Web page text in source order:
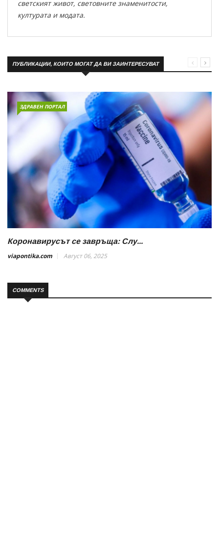
светският живот, световните знаменитости,
културата и модата.
ПУБЛИКАЦИИ, КОИТО МОГАТ ДА ВИ ЗАИНТЕРЕСУВАТ
ЗДРАВЕН ПОРТАЛ
Коронавирусът се завръща: Слу...
viapontika.com
Август 06, 2025
COMMENTS